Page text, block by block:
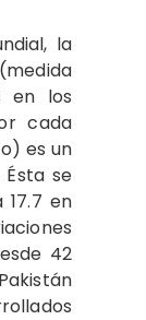
la
en los
cada
es un
se
17.7 en
42